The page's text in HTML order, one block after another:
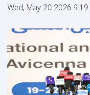
Wed, May 20 2026 9:19